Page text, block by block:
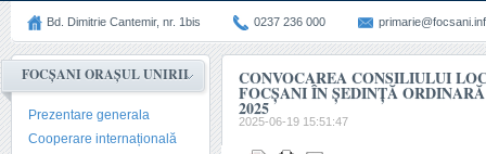
Bd. Dimitrie Cantemir, nr. 1bis 0237 236 000
FOCȘANI ORAȘUL UNIRII
Prezentare generala
Cooperare internațională
CONVOCAREA CONSILIULUI
FOCŞANI ÎN ŞEDINŢĂ
2025
2025-06-19 15:51:47